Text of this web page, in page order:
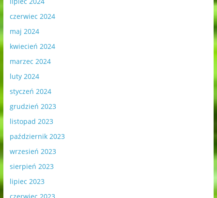
czerwiec 2024
maj 2024
kwiecień 2024
marzec 2024
luty 2024
styczeń 2024
grudzień 2023
listopad 2023
październik 2023
wrzesień 2023
sierpień 2023
lipiec 2023